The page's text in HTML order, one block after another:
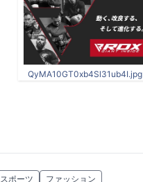
QyMA10GT0xb4Sl31ub4I.jpg
スポーツ ファッション